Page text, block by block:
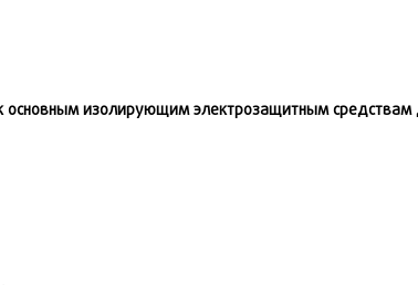
основным изолирующим электрозащитным